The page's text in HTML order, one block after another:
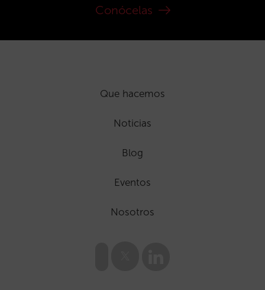
Conócelas
Que hacemos
Noticias
Blog
Eventos
Nosotros